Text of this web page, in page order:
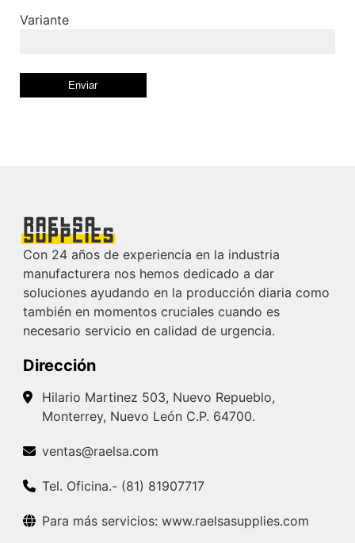
Variante
Con 24 años de experiencia en la industria
manufacturera nos hemos dedicado a dar
soluciones ayudando en la producción diaria como
también en momentos cruciales cuando es
necesario servicio en calidad de urgencia.
Dirección
Hilario Martinez 503, Nuevo Repueblo,
Monterrey, Nuevo León C.P. 64700.
ventas@raelsa.com
Tel. Oficina.- (81) 81907717
Para más servicios: www.raelsasupplies.com